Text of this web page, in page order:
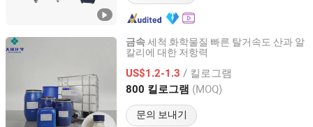
금속세척 화학물질 빠른 탈거속도 산과 알
칼리에 대한 저항력
US$1.2-1.3 / 킬로그램
800 킬로그램 (MOQ)
문의 보내기
Foshan Nanhai Datian Chemical Co., Ltd.
Guangdong, China 이후 2025